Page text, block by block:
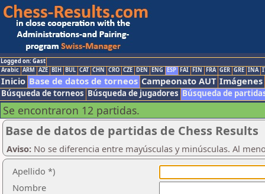
Logged on: Gast
Arabic ARM AZE BIH BUL CAT CHN CRO CZE DEN ENG ESP FAI FIN FRA GER GRE INA
Inicio Base de datos de torneos Campeonato AUT Imágenes
Búsqueda de torneos Búsqueda de jugadores Búsqueda de
Se encontraron 12 partidas.
Base de datos de partidas de Chess Results
Aviso: No se diferencia entre mayúsculas y minúsculas. Al
Apellido *)
Nombre